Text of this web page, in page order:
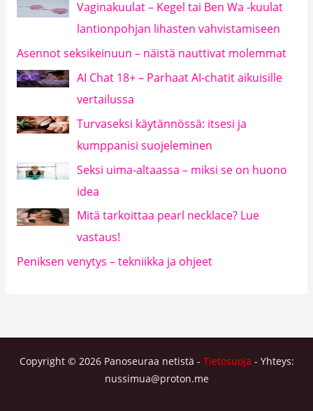
Vaginakuulat – Kegel tai Ben Wa -kuulat
lantionpohjan lihasten vahvistamiseen
Asennot seksikeinuun – näistä nauttivat molemmat
AI Chat 18+ – Parhaat AI-chatit aikuisille
vertailussa
Turvaseksi käytännössä: itsesi ja
kumppanisi suojeleminen
Seksi uima-altaassa – miksi se on huono
idea
Mitä tarkoittaa pearl necklace? Lue
vastaus!
Peniksen venytys – tekniikka ja ohjeet
Copyright © 2026 Panoseuraa netistä - Tietosuoja - Yhteys:
nussimua@proton.me